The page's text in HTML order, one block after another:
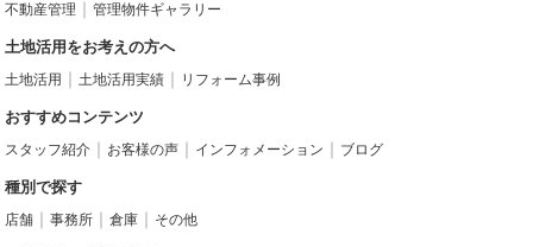
不動産管理 管理物件ギャラリー
土地活用をお考えの方へ
土地活用 土地活用実績 リフォーム事例
おすすめコンテンツ
スタッフ紹介 お客様の声 インフォメーション ブログ
種別で探す
店舗 事務所 倉庫 その他